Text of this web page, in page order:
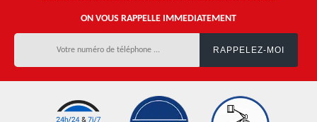
ON VOUS RAPPELLE IMMEDIATEMENT